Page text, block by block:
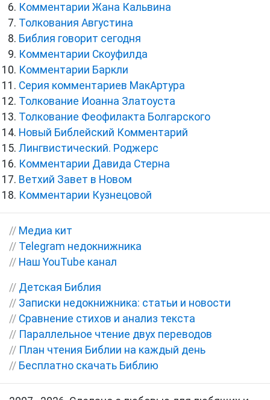
Комментарии Жана Кальвина
Толкования Августина
Библия говорит сегодня
Комментарии Скоуфилда
Комментарии Баркли
Серия комментариев МакАртура
Толкование Иоанна Златоуста
Толкование Феофилакта Болгарского
Новый Библейский Комментарий
Лингвистический. Роджерс
Комментарии Давида Стерна
Ветхий Завет в Новом
Комментарии Кузнецовой
// Медиа кит
// Telegram недокнижника
// Наш YouTube канал
// Детская Библия
// Записки недокнижника: статьи и новости
// Сравнение стихов и анализ текста
// Параллельное чтение двух переводов
// План чтения Библии на каждый день
// Бесплатно скачать Библию